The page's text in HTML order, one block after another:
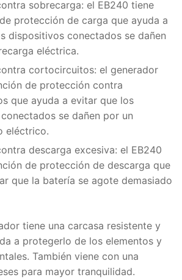
sobrecarga: el EB240 tiene
protección de carga que ayuda a
dispositivos conectados se dañen
eléctrica.
cortocircuitos: el generador
de protección contra
que ayuda a evitar que los
se dañen por un
eléctrico.
descarga excesiva: el EB240
de protección de descarga que
que la batería se agote demasiado
tiene una carcasa resistente y
a protegerlo de los elementos y
También viene con una
para mayor tranquilidad.